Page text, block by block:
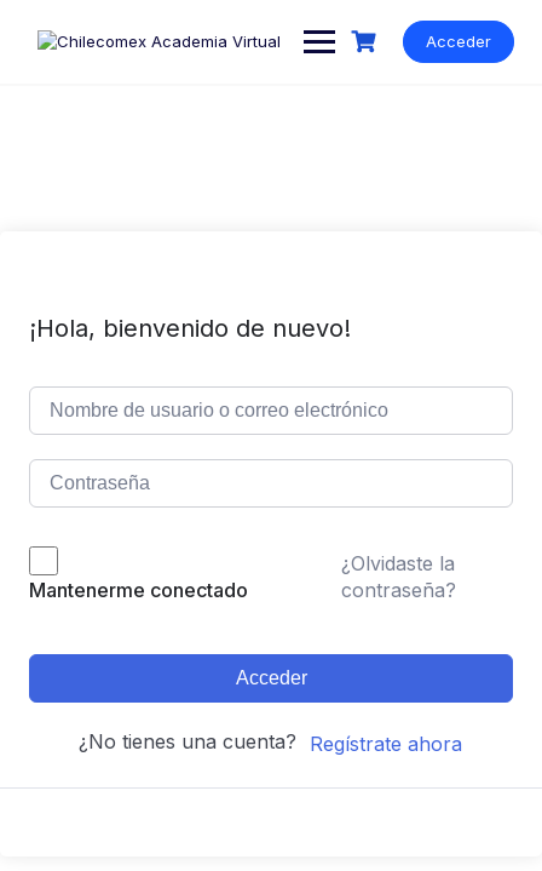
Acceder
¡Hola, bienvenido de nuevo!
Mantenerme conectado
¿Olvidaste la
contraseña?
Acceder
¿No tienes una cuenta? Regístrate ahora